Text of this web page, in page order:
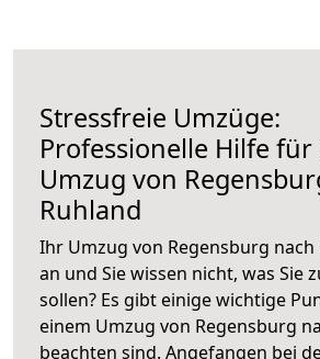
Stressfreie Umzüge:
Professionelle Hilfe
Umzug von
Ruhland
Ihr Umzug von Regensburg
an und Sie wissen nicht, was Sie
sollen? Es gibt einige wichtige
einem Umzug von Regensburg
beachten sind. Angefangen bei